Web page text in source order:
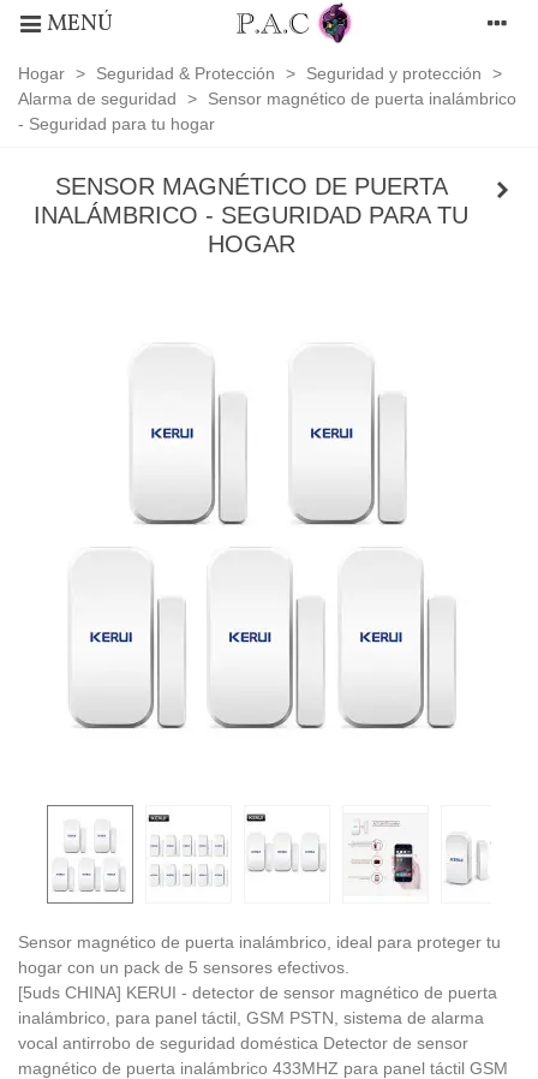
MENÚ
Hogar > Seguridad & Protección > Seguridad y protección
>
Alarma de seguridad
>
Sensor magnético de puerta inalámbrico
- Seguridad para tu hogar
SENSOR MAGNÉTICO DE PUERTA
INALÁMBRICO - SEGURIDAD PARA TU
HOGAR
Sensor magnético de puerta inalámbrico, ideal para proteger tu
hogar con un pack de 5 sensores efectivos.
[5uds CHINA] KERUI - detector de sensor magnético de puerta
inalámbrico, para panel táctil, GSM PSTN, sistema de alarma
vocal antirrobo de seguridad doméstica Detector de sensor
magnético de puerta inalámbrico 433MHZ para panel táctil GSM